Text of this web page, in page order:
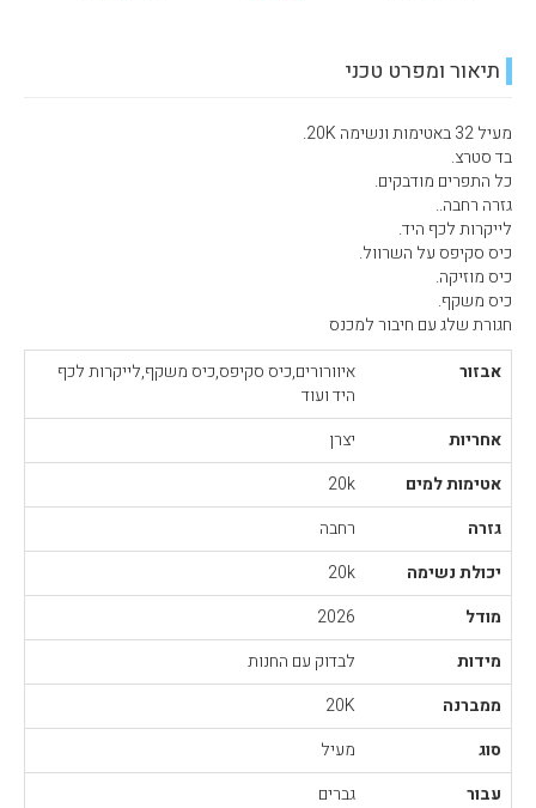
תיאור ומפרט טכני
מעיל 32 באטימות ונשימה 20K.
בד סטרצ.
כל התפרים מודבקים.
גזרה רחבה..
לייקרות לכף היד.
כיס סקיפס על השרוול.
כיס מוזיקה.
כיס משקף.
חגורת שלג עם חיבור למכנס
אבזור
איוורורים,כיס סקיפס,כיס משקף,לייקרות לכף
היד ועוד
אחריות
יצרן
אטימות למים
20k
גזרה
רחבה
יכולת נשימה
20k
מודל
2026
מידות
לבדוק עם החנות
ממברנה
20K
סוג
מעיל
עבור
גברים